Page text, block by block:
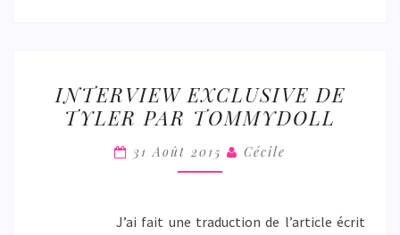
EXCLUSIVE
DE
TYLER
PAR
INTERVIEW EXCLUSIVE DE
TYLER PAR TOMMYDOLL
31 Août 2015 Cécile
J’ai fait une traduction de l’article écrit